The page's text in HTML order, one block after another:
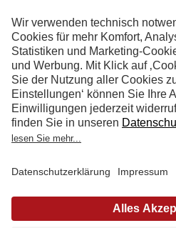
4.9Sterne aus4153